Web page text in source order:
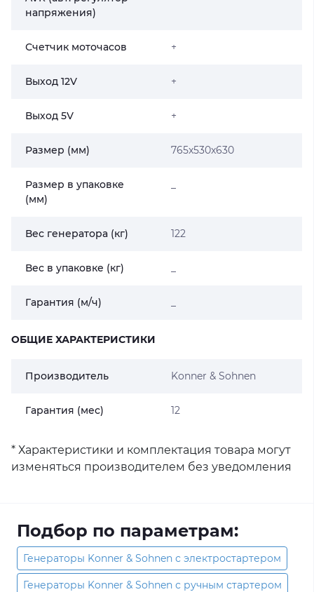
напряжения)
Счетчик моточасов +
Выход 12V +
Выход 5V +
Размер (мм) 765x530x630
Размер в упаковке
(мм)
Вес генератора (кг) 122
Вес в упаковке (кг)
Гарантия (м/ч)
ОБЩИЕ ХАРАКТЕРИСТИКИ
Производитель Konner & Sohnen
Гарантия (мес) 12
* Характеристики и комплектация товара могут
изменяться производителем без уведомления
Подбор по параметрам:
Генераторы Konner & Sohnen с электростартером
Генераторы Konner & Sohnen с ручным стартером